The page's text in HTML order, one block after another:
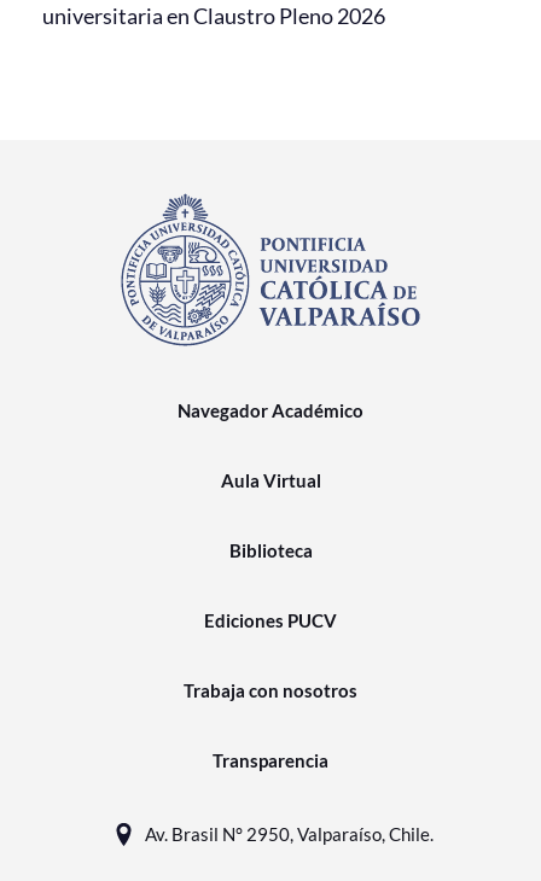
universitaria en Claustro Pleno 2026
Navegador Académico
Aula Virtual
Biblioteca
Ediciones PUCV
Trabaja con nosotros
Transparencia
Av. Brasil N° 2950, Valparaíso, Chile.